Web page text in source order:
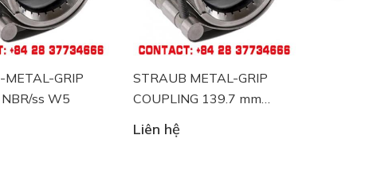
STRAUB METAL-GRIP
COUPLING 139.7 mm
STRAUB-METAL-GRIP
88.9 mm NBR/ss